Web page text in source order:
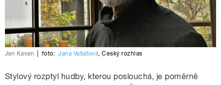
Jan Kavan foto: Jana Vašatová ,Český rozhlas
Stylový rozptyl hudby, kterou poslouchá, je poměrně